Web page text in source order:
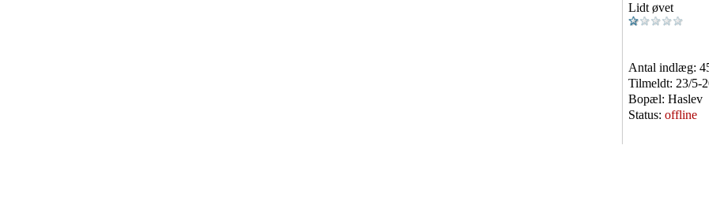
Lidt øvet
Antal indlæg:
Tilmeldt: 23/5-
Bopæl: Haslev
Status: offline